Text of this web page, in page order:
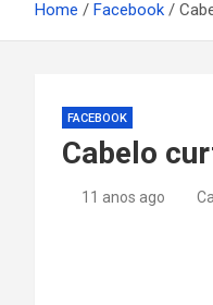
Home Facebook
FACEBOOK
Cabelo
11 anos ago